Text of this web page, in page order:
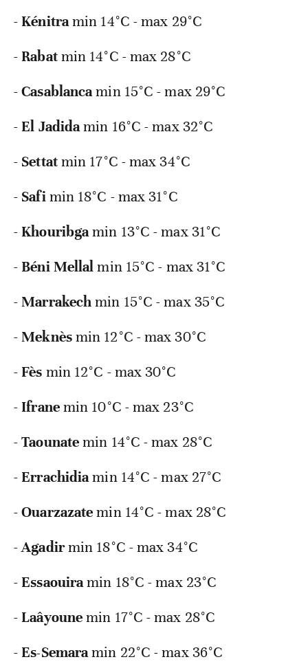
-Kénitramin 14°C - max 29°C
-Rabatmin 14°C - max 28°C
-Casablancamin 15°C - max 29°C
-El Jadidamin 16°C - max 32°C
- Settatmin 17°C - max 34°C
- Safimin 18°C - max 31°C
-Khouribgamin 13°C - max 31°C
-Béni Mellalmin 15°C - max 31°C
-Marrakechmin 15°C - max 35°C
-Meknèsmin 12°C - max 30°C
-Fès min 12°C - max 30°C
-Ifranemin 10°C - max 23°C
-Taounatemin 14°C - max 28°C
-Errachidiamin 14°C - max 27°C
-Ouarzazatemin 14°C - max 28°C
-Agadirmin 18°C - max 34°C
-Essaouiramin 18°C - max 23°C
-Laâyounemin 17°C - max 28°C
-Es-Semaramin 22°C - max 36°C